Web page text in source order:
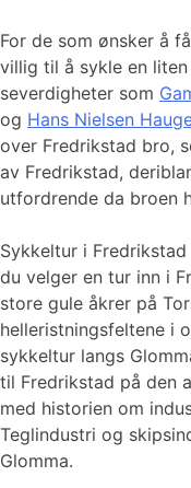
For de som ønsker å
villig til å sykle en
severdigheter som
og Hans Nielsen
over Fredrikstad bro,
av Fredrikstad,
utfordrende da broen
Sykkeltur i
du velger en tur inn i
store gule åkrer på
helleristningsfeltene i
sykkeltur langs
til Fredrikstad på den
med historien om
Teglindustri og
Glomma.